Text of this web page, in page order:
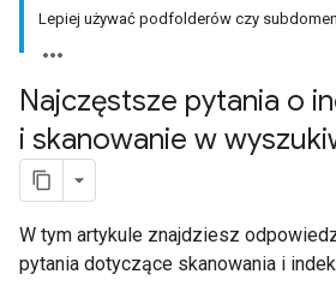
Lepiej używać podfolderów czy
Najczęstsze pytania o
i skanowanie w
W tym artykule znajdziesz
pytania dotyczące skanowania i